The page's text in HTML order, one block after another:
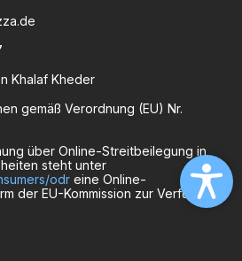
Khalaf Kheder
gemäß Verordnung (EU) Nr.
über Online-Streitbeilegung in
steht unter
odr eine Online-
der EU-Kommission zur Verfügung.